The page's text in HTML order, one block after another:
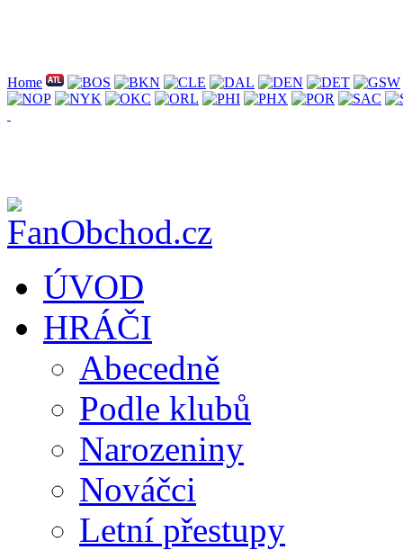
Home
ÚVOD
HRÁČI
Abecedně
Podle klubů
Narozeniny
Nováčci
Letní přestupy